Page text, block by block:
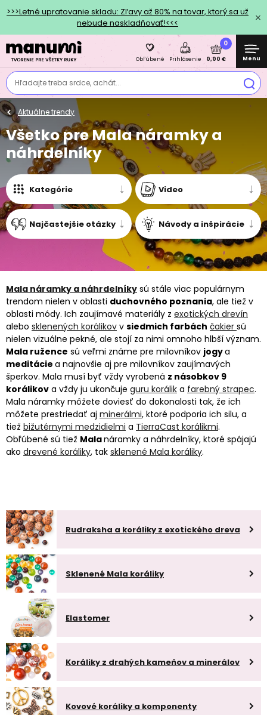
>>>Letné upratovanie skladu: Zľavy až 80% na tovar, ktorý sa už
nebude naskladňovať!<<<
Hľadajte treba srdce, achát...
Obľúbené Prihlásenie
0
0,00 € Menu
Aktuálne trendy
Všetko pre Mala náramky a
náhrdelníky
Kategórie Video
Najčastejšie otázky Návody a inšpirácie
Mala náramky a náhrdelníky sú stále viac populárnym
trendom nielen v oblasti duchovného poznania, ale tiež v
oblasti módy. Ich zaujímavé materiály z exotických drevín
alebo sklenených korálikov v siedmich farbách čakier sú
nielen vizuálne pekné, ale stojí za nimi omnoho hlbší význam.
Mala ružence sú veľmi známe pre milovníkov jogya
meditácie a najnovšie aj pre milovníkov zaujímavých
šperkov. Mala musí byť vždy vyrobená z násobkov 9
korálikov a vždy ju ukončuje guru korálik a farebný strapec.
Mala náramky môžete doviesť do dokonalosti tak, že ich
môžete prestriedať aj minerálmi, ktoré podporia ich silu, a
tiež bižutérnymi medzidielmi a TierraCast korálikmi.
Obľúbené sú tiež Malanáramky a náhrdelníky, ktoré spájajú
ako drevené koráliky, tak sklenené Mala koráliky.
Rudraksha a koráliky z exotického dreva
Sklenené Mala koráliky
Elastomer
Koráliky z drahých kameňov a minerálov
Kovové koráliky a komponenty